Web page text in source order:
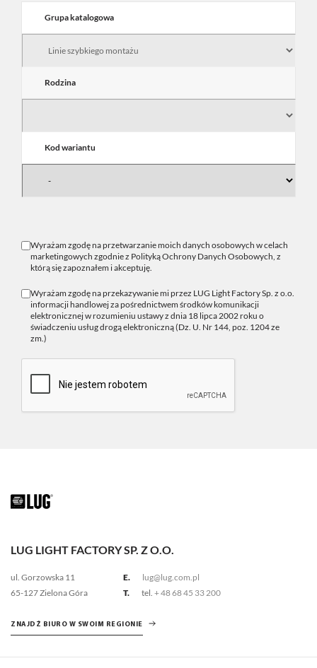
Grupa katalogowa
Rodzina
Kod wariantu
Wyrażam zgodę na przetwarzanie moich danych osobowych w celach
marketingowych zgodnie z Polityką Ochrony Danych Osobowych, z
którą się zapoznałem i akceptuję.
Wyrażam zgodę na przekazywanie mi przez LUG Light Factory Sp. z o.o.
informacji handlowej za pośrednictwem środków komunikacji
elektronicznej w rozumieniu ustawy z dnia 18 lipca 2002 roku o
świadczeniu usług drogą elektroniczną (Dz. U. Nr 144, poz. 1204 ze
zm.)
LUG LIGHT FACTORY SP. Z O.O.
ul. Gorzowska 11
65-127 Zielona Góra
E.
lug@lug.com.pl
T.
tel. + 48 68 45 33 200
ZNAJDŹ BIURO W SWOIM REGIONIE